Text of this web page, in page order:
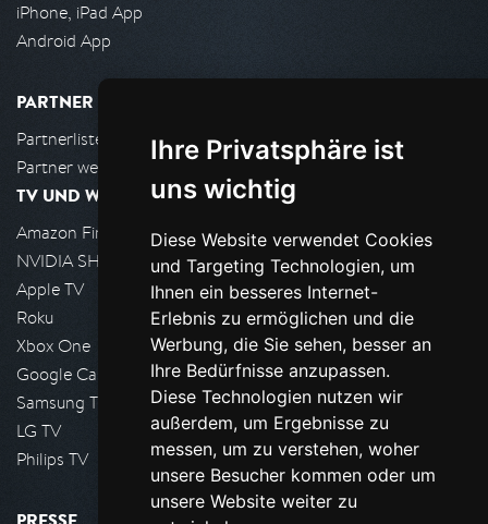
Ihre Privatsphäre ist
uns wichtig
Diese Website verwendet Cookies
und Targeting Technologien, um
Ihnen ein besseres Internet-
Erlebnis zu ermöglichen und die
Werbung, die Sie sehen, besser an
Ihre Bedürfnisse anzupassen.
Diese Technologien nutzen wir
außerdem, um Ergebnisse zu
messen, um zu verstehen, woher
unsere Besucher kommen oder um
unsere Website weiter zu
iPhone, iPad App
Android App
PARTNER
Partnerliste
Partner werden
TV UND WOHNZIMMER
Amazon FireTV
NVIDIA SHIELD, Google TV
Apple TV
Roku
Xbox One
Google Cast
Samsung TV
LG TV
Philips TV